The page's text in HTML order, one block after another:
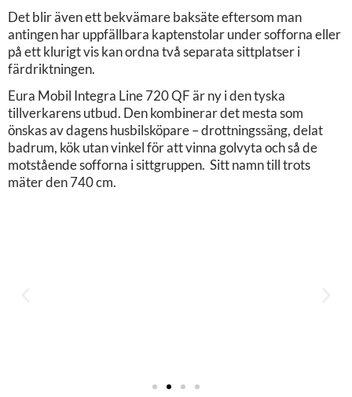
Det blir även ett bekvämare baksäte eftersom man
antingen har uppfällbara kaptenstolar under sofforna eller
på ett klurigt vis kan ordna två separata sittplatser i
färdriktningen.
Eura Mobil Integra Line 720 QF är ny i den tyska
tillverkarens utbud. Den kombinerar det mesta som
önskas av dagens husbilsköpare – drottningssäng, delat
badrum, kök utan vinkel för att vinna golvyta och så de
motstående sofforna i sittgruppen. Sitt namn till trots
mäter den 740 cm.